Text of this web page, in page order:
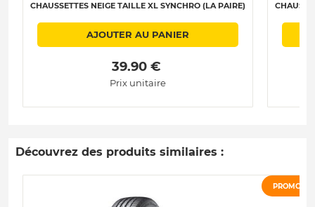
CHAUSSETTES NEIGE TAILLE XL SYNCHRO (LA PAIRE)
AJOUTER AU PANIER
39.90 €
Prix unitaire
Découvrez des produits similaires :
PROMO